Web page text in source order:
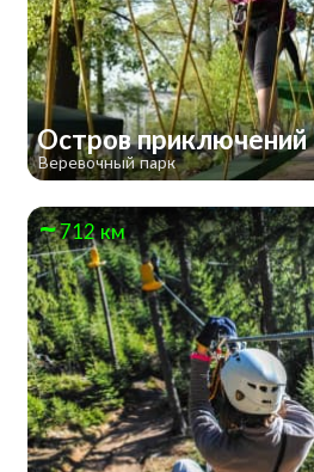
Остров приключений
Веревочный парк
712 км